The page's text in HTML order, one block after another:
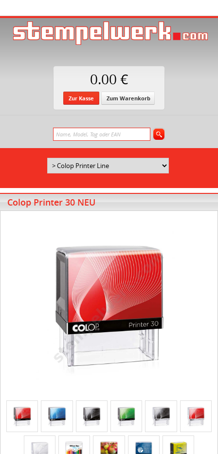
0.00 €
Zur Kasse Zum Warenkorb
Colop Printer 30 NEU